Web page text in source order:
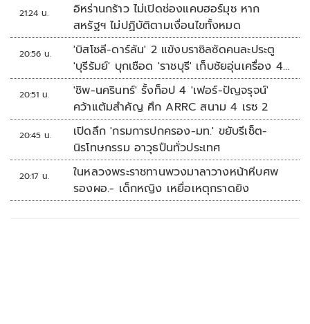
21:24 น.
อิหร่านกร้าว ไม่เปิดช่องแคบฮอร์มุซ หาก
สหรัฐฯ ไม่ปฏิบัติตามเงื่อนไขทั้งหมด
20:56 น.
'บิสโซลี-ดาร์ลัน' 2 แข้งบราซิลซัดคนละประตู
'บุรีรัมย์' บุกเชือด 'ราชบุรี' เก็บชัยอุ่นเครื่อง 4
นัดรวด
20:51 น.
'ชิพ-นครินทร์' รั้งท็อป 4 'เฟอร์-ปัญจรุจน์'
คว้าแต้มสำคัญ ศึก ARRC สนาม 4 เรซ 2
20:45 น.
เปิดลึก 'กรมการปกครอง-มท.' ขยับรีเซ็ต-
นิรโทษกรรม อาวุธปืนทั่วประเทศ
20:17 น.
ในหลวงพระราชทานพวงมาลาวางหน้าหีบศพ
รองผอ.- เด็กหญิง เหยื่อเหตุกราดยิง